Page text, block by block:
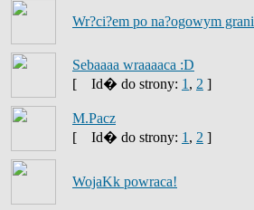
Wr?ci?em po na?ogowym
Sebaaaa wraaaaca :D
[
Id� do strony: 1 , 2 ]
M.Pacz
[
Id� do strony: 1 , 2 ]
WojaKk powraca!